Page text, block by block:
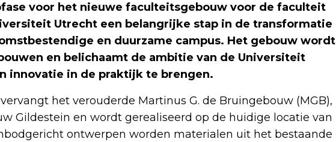
voor het nieuwe faculteitsgebouw voor de faculteit
Utrecht een belangrijke stap in de transformatie
en duurzame campus. Het gebouw wordt
en belichaamt de ambitie van de Universiteit
innovatie in de praktijk te brengen.
het verouderde Martinus G. de Bruingebouw (MGB),
Gildestein en wordt gerealiseerd op de huidige locatie van
ontwerpen worden materialen uit het bestaande